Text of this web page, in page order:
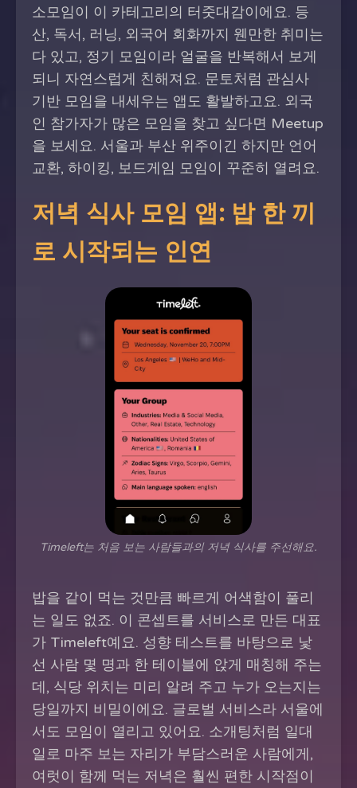
소모임이 이 카테고리의 터줏대감이에요. 등
산, 독서, 러닝, 외국어 회화까지 웬만한 취미는
다 있고, 정기 모임이라 얼굴을 반복해서 보게
되니 자연스럽게 친해져요. 문토처럼 관심사
기반 모임을 내세우는 앱도 활발하고요. 외국
인 참가자가 많은 모임을 찾고 싶다면 Meetup
을 보세요. 서울과 부산 위주이긴 하지만 언어
교환, 하이킹, 보드게임 모임이 꾸준히 열려요.
저녁 식사 모임 앱: 밥 한 끼
로 시작되는 인연
Timeleft는 처음 보는 사람들과의 저녁 식사를 주선해요.
밥을 같이 먹는 것만큼 빠르게 어색함이 풀리
는 일도 없죠. 이 콘셉트를 서비스로 만든 대표
가 Timeleft예요. 성향 테스트를 바탕으로 낯
선 사람 몇 명과 한 테이블에 앉게 매칭해 주는
데, 식당 위치는 미리 알려 주고 누가 오는지는
당일까지 비밀이에요. 글로벌 서비스라 서울에
서도 모임이 열리고 있어요. 소개팅처럼 일대
일로 마주 보는 자리가 부담스러운 사람에게,
여럿이 함께 먹는 저녁은 훨씬 편한 시작점이